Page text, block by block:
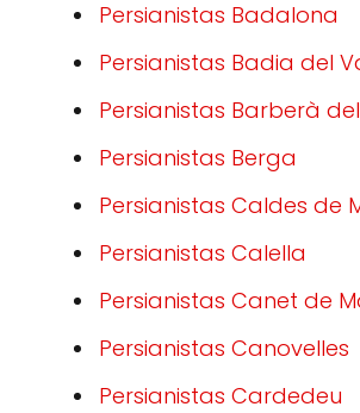
Persianistas Badalona
Persianistas Badia del
Persianistas Barberà
Persianistas Berga
Persianistas Caldes de
Persianistas Calella
Persianistas Canet de
Persianistas Canovelles
Persianistas Cardedeu